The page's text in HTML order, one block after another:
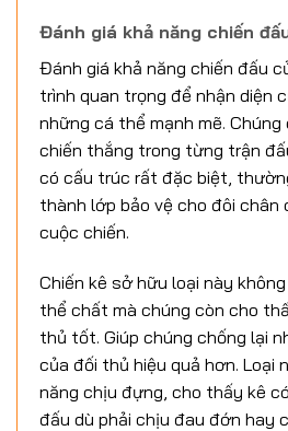
Đánh giá khả năng chiến
Đánh giá khả năng chiến đấu
trình quan trọng để nhận diện
những cá thể mạnh mẽ. Chúng
chiến thắng trong từng trận
có cấu trúc rất đặc biệt,
thành lớp bảo vệ cho đôi chân
cuộc chiến.
Chiến kê sở hữu loại này
thể chất mà chúng còn cho
thủ tốt. Giúp chúng chống lại
của đối thủ hiệu quả hơn. Loại
năng chịu đựng, cho thấy kê
đấu dù phải chịu đau đớn hay